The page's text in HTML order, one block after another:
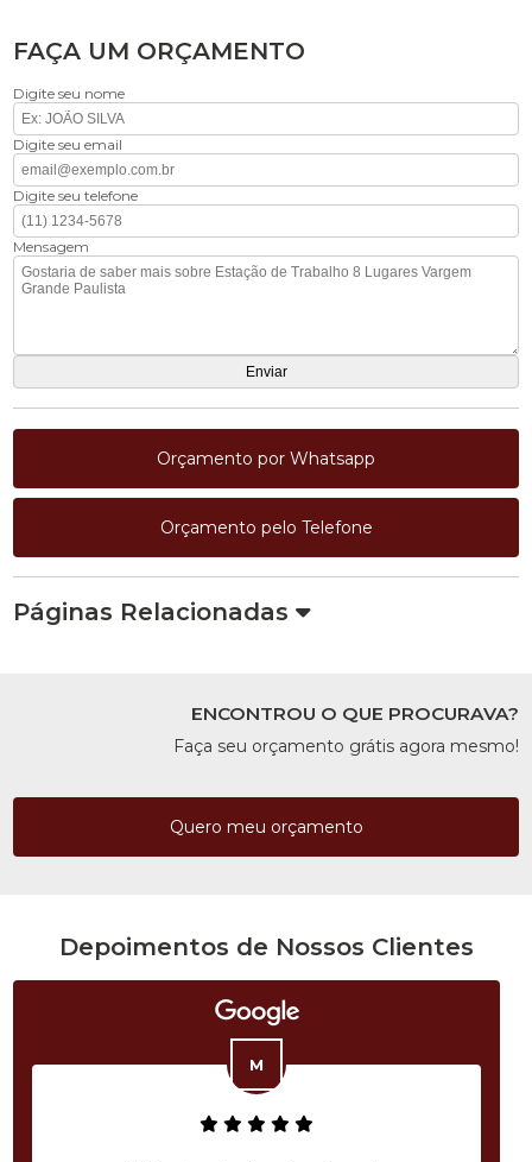
FAÇA UM ORÇAMENTO
Digite seu nome
Digite seu email
Digite seu telefone
Mensagem
Orçamento por Whatsapp
Orçamento pelo Telefone
Páginas Relacionadas
ENCONTROU O QUE PROCURAVA?
Faça seu orçamento grátis agora mesmo!
Quero meu orçamento
Depoimentos de Nossos Clientes